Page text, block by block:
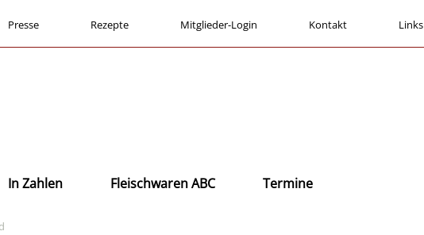
Links
Kontakt
Mitglieder-Login
Rezepte
Presse
In Zahlen Fleischwaren ABC Termine